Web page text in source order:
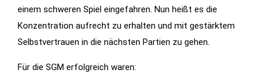
einem schweren Spiel eingefahren. Nun heißt es die
Konzentration aufrecht zu erhalten und mit gestärktem
Selbstvertrauen in die nächsten Partien zu gehen.
Für die SGM erfolgreich waren:
Verhalten beim
Besuch unserer
Website mitteilen,
Wahrscheinlichkeit,